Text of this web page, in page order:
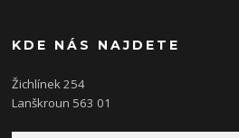
KDE NÁS NAJDETE
Žichlínek 254
Lanškroun 563 01